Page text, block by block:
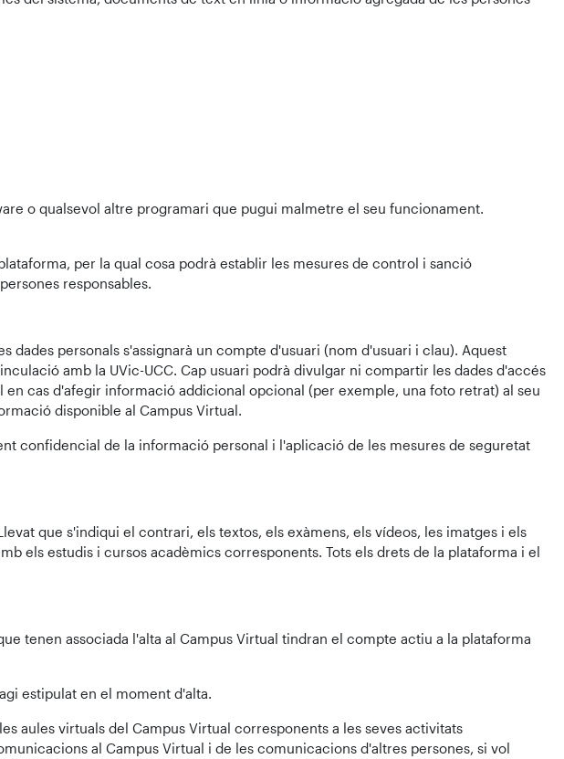
o qualsevol altre programari que pugui malmetre el seu funcionament.
per la qual cosa podrà establir les mesures de control i sanció
responsables.
personals s'assignarà un compte d'usuari (nom d'usuari i clau). Aquest
amb la UVic-UCC. Cap usuari podrà divulgar ni compartir les dades d'accés
cas d'afegir informació addicional opcional (per exemple, una foto retrat) al seu
disponible al Campus Virtual.
confidencial de la informació personal i l'aplicació de les mesures de seguretat
que s'indiqui el contrari, els textos, els exàmens, els vídeos, les imatges i els
els estudis i cursos acadèmics corresponents. Tots els drets de la plataforma i el
tenen associada l'alta al Campus Virtual tindran el compte actiu a la plataforma
estipulat en el moment d'alta.
aules virtuals del Campus Virtual corresponents a les seves activitats
al Campus Virtual i de les comunicacions d'altres persones, si vol